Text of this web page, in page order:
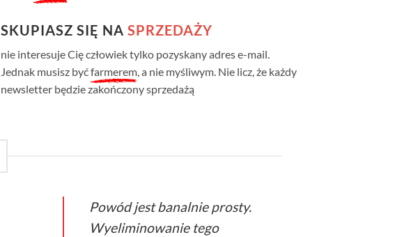
SKUPIASZ SIĘ NA SPRZEDAŻY
nie interesuje Cię człowiek tylko pozyskany adres e-mail.
Jednak musisz byćfarmerem, a nie myśliwym. Nie licz, że każdy
newsletter będzie zakończony sprzedażą
Powód jest banalnie prosty.
Wyeliminowanie tego